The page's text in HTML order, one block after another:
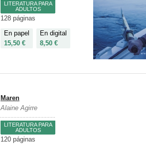
LITERATURA PARA
ADULTOS
128 páginas
En papel
15,50 €
En digital
8,50 €
Maren
Alaine Agirre
LITERATURA PARA
ADULTOS
120 páginas